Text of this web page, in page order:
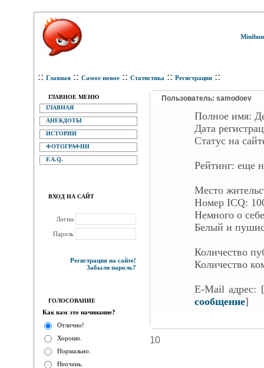
:: Главная :: Самое новое :: Статистика :: Регистрация ::
ГЛАВНОЕ МЕНЮ
ГЛАВНАЯ
АНЕКДОТЫ
ИСТОРИИ
ФОТОГРАФИИ
F.A.Q.
ВХОД НА САЙТ
Логин
Пароль
Регистрация на сайте!
Забыли пароль?
ГОЛОСОВАНИЕ
Как вам это начинание?
Отлично!
Хорошо.
Нормально.
Неочень.
Пользователь: samodoev
Полное имя:
Дата
Статус на
Рейтинг: еще
Место
Номер ICQ:
Немного о
Белый и
Количество
Количество
E-Mail адрес: [
сообщение]
10